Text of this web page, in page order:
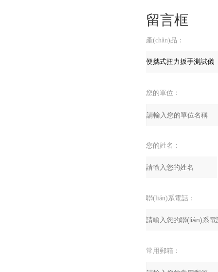
留言框
產(chǎn)品：
您的單位：
您的姓名：
聯(lián)系電話：
常用郵箱：